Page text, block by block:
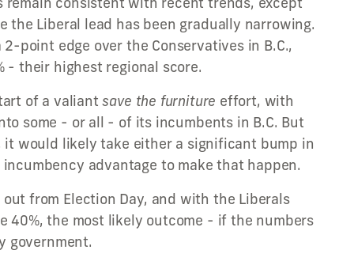
the Liberal lead has been gradually narrowing.
point edge over the Conservatives in B.C.,
- their highest regional score.
of a valiantsave the furniture effort, with
some - or all - of its incumbents in B.C. But
would likely take either a significant bump in
advantage to make that happen.
out from Election Day, and with the Liberals
40%, the most likely outcome - if the numbers
government.